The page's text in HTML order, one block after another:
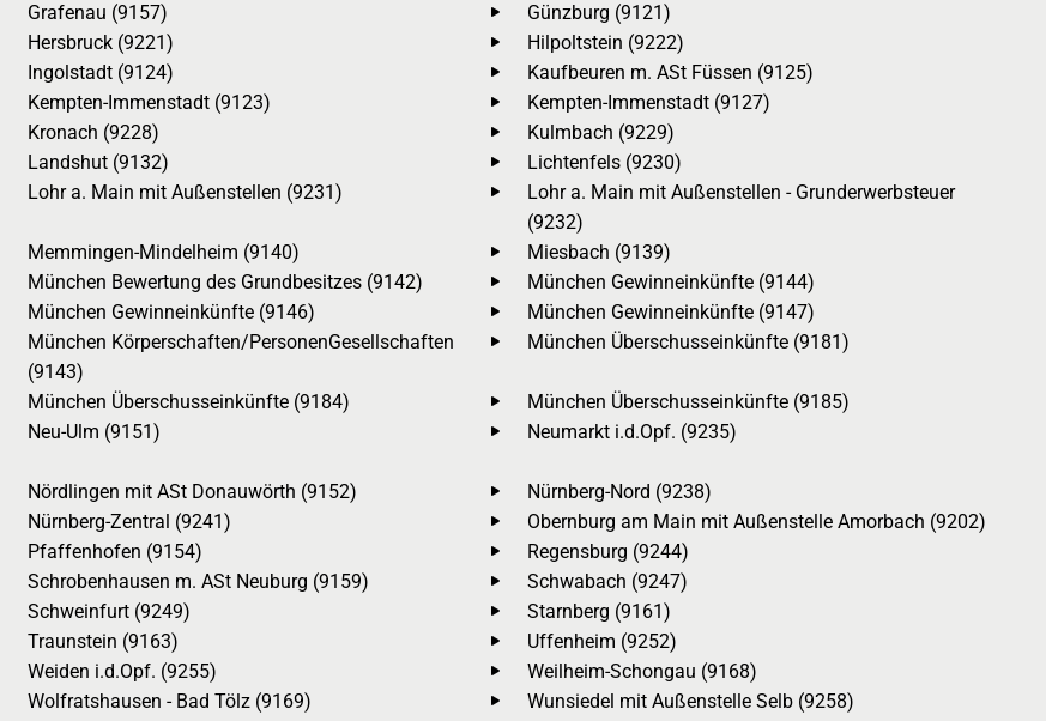
Grafenau (9157)
Günzburg (9121)
Hersbruck (9221)
Hilpoltstein (9222)
Ingolstadt (9124)
Kaufbeuren m. ASt Füssen (9125)
Kempten-Immenstadt (9123)
Kempten-Immenstadt (9127)
Kronach (9228)
Kulmbach (9229)
Landshut (9132)
Lichtenfels (9230)
Lohr a. Main mit Außenstellen (9231)
Lohr a. Main mit Außenstellen - Grunderwerbsteuer
(9232)
Memmingen-Mindelheim (9140)
Miesbach (9139)
München Bewertung des Grundbesitzes (9142)
München Gewinneinkünfte (9144)
München Gewinneinkünfte (9146)
München Gewinneinkünfte (9147)
München Körperschaften/PersonenGesellschaften
(9143)
München Überschusseinkünfte (9181)
München Überschusseinkünfte (9184)
München Überschusseinkünfte (9185)
Neu-Ulm (9151) Neumarkt i.d.Opf. (9235)
Nördlingen mit ASt Donauwörth (9152)
Nürnberg-Nord (9238)
Nürnberg-Zentral (9241)
Obernburg am Main mit Außenstelle Amorbach (9202)
Pfaffenhofen (9154)
Regensburg (9244)
Schrobenhausen m. ASt Neuburg (9159)
Schwabach (9247)
Schweinfurt (9249)
Starnberg (9161)
Traunstein (9163)
Uffenheim (9252)
Weiden i.d.Opf. (9255)
Weilheim-Schongau (9168)
Wolfratshausen - Bad Tölz (9169)
Wunsiedel mit Außenstelle Selb (9258)